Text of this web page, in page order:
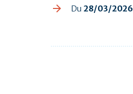
Du 28/03/2026